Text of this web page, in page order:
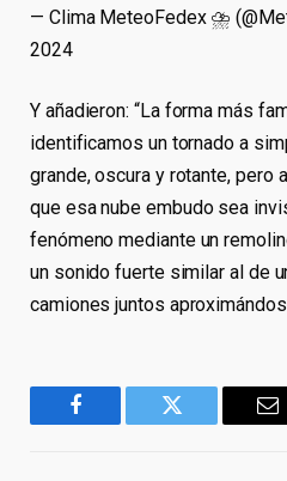
— Clima MeteoFedex ⛈
2024
Y añadieron: “La forma más
identificamos un tornado a
grande, oscura y rotante, pero
que esa nube embudo sea
fenómeno mediante un
un sonido fuerte similar al de
camiones juntos
Facebook Twitter